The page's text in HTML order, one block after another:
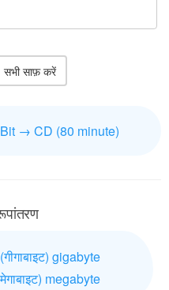
Bit → CD (80 minute)
gigabyte
megabyte